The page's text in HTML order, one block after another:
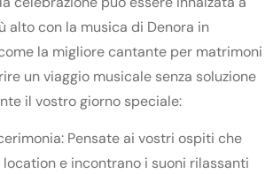
alto con la musica di Denora in
la migliore cantante per matrimoni
un viaggio musicale senza soluzione
il vostro giorno speciale:
Pensate ai vostri ospiti che
e incontrano i suoni rilassanti